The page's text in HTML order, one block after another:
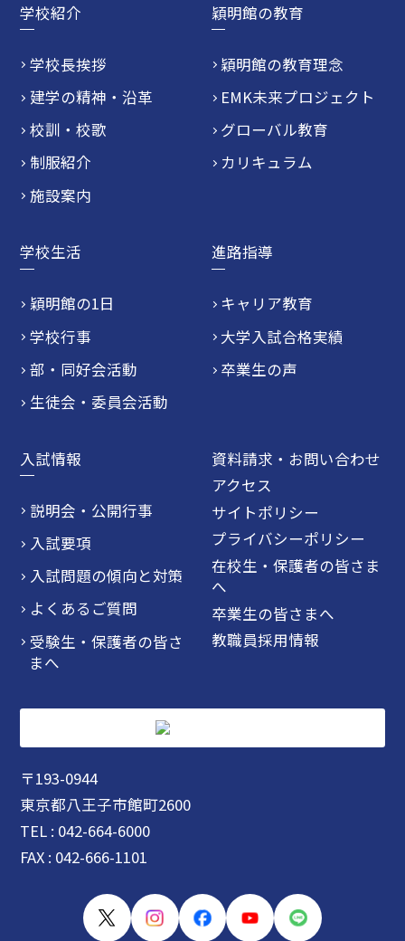
学校紹介
学校長挨拶
建学の精神・沿革
校訓・校歌
制服紹介
施設案内
穎明館の教育
穎明館の教育理念
EMK未来プロジェクト
グローバル教育
カリキュラム
学校生活
穎明館の1日
学校行事
部・同好会活動
生徒会・委員会活動
進路指導
キャリア教育
大学入試合格実績
卒業生の声
入試情報
説明会・公開行事
入試要項
入試問題の傾向と対策
よくあるご質問
受験生・保護者の皆さ
まへ
資料請求・お問い合わせ
アクセス
サイトポリシー
プライバシーポリシー
在校生・保護者の皆さま
へ
卒業生の皆さまへ
教職員採用情報
〒193-0944
東京都八王子市館町2600
TEL : 042-664-6000
FAX : 042-666-1101